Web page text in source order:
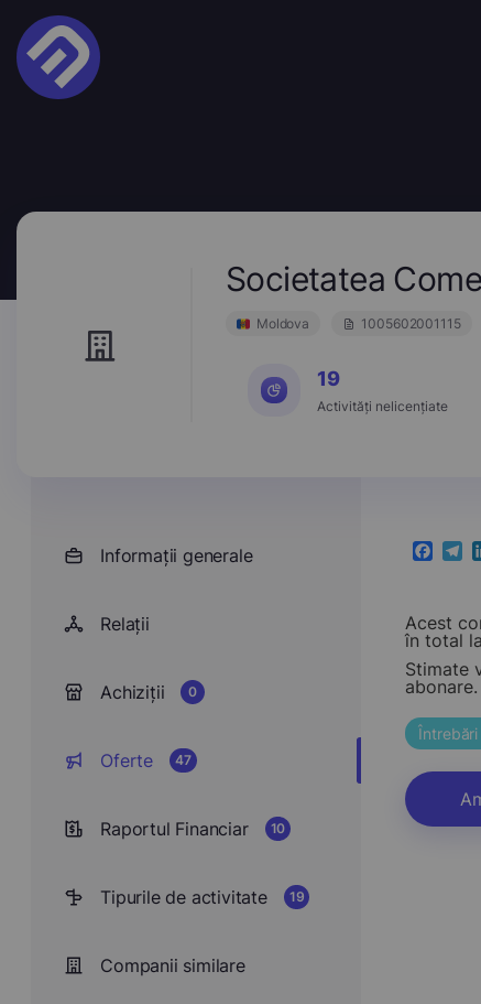
Societatea
Moldova 1005602001115
19
Activități nelicențiate
Informații generale
Relații
Achiziții 0
Oferte 47
Raportul Financiar 10
Tipurile de activitate 19
Companii similare
Acest
în total
Stimate
abonare.
Întrebări